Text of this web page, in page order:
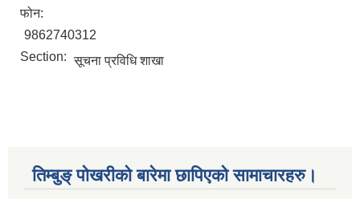
फोन:
9862740312
Section: सूचना प्रविधि शाखा
तिम्बुङ् पोखरीको बारेमा छापिएको सामाचारहरु।